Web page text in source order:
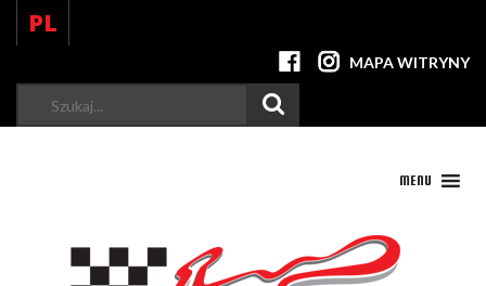
PL
MAPA WITRYNY
MENU